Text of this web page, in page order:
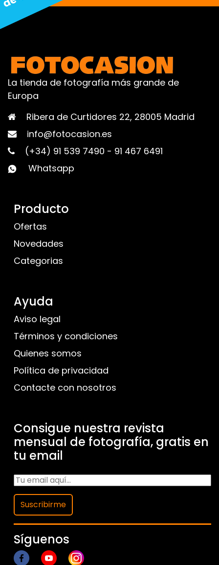
La tienda de fotografía más grande de
Europa
Ribera de Curtidores 22, 28005 Madrid
info@fotocasion.es
(+34) 91 539 7490 - 91 467 6491
Whatsapp
Producto
Ofertas
Novedades
Categorias
Ayuda
Aviso legal
Términos y condiciones
Quienes somos
Política de privacidad
Contacte con nosotros
Consigue nuestra revista
mensual de fotografía, gratis en
tu email
Suscribirme
Síguenos